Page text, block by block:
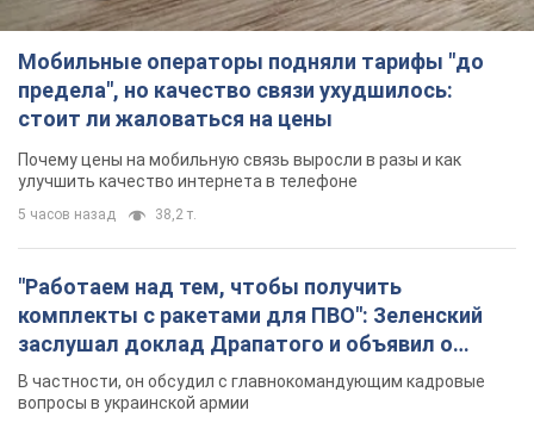
Мобильные операторы подняли тарифы "до
предела", но качество связи ухудшилось:
стоит ли жаловаться на цены
Почему цены на мобильную связь выросли в разы и как
улучшить качество интернета в телефоне
5 часов назад 38,2 т.
"Работаем над тем, чтобы получить
комплекты с ракетами для ПВО": Зеленский
заслушал доклад Драпатого и объявил о
новых мерах
В частности, он обсудил с главнокомандующим кадровые
вопросы в украинской армии